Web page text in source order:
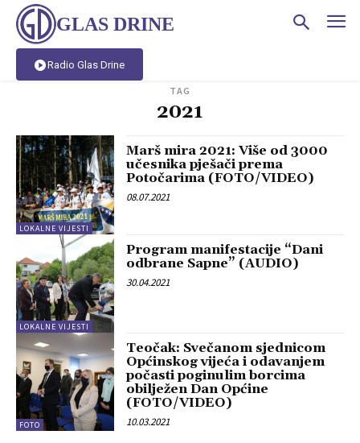
GLAS DRINE
Radio Glas Drine
TAG
2021
LOKALNE VIJESTI
Marš mira 2021: Više od 3000
učesnika pješači prema
Potočarima (FOTO/VIDEO)
08.07.2021
LOKALNE VIJESTI
Program manifestacije “Dani
odbrane Sapne” (AUDIO)
30.04.2021
FOTO
Teočak: Svečanom sjednicom
Općinskog vijeća i odavanjem
počasti poginulim borcima
obilježen Dan Općine
(FOTO/VIDEO)
10.03.2021